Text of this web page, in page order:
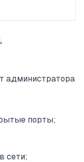
администратора
порты;
сети;